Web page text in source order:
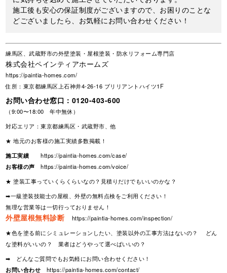
施工後も安心の保証制度がございますので、お困りのことな
どございましたら、お気軽にお問い合わせください！
練馬区、武蔵野市の外壁塗装・屋根塗装・防水リフォーム専門店
株式会社ペインティアホームズ
https://paintia-homes.com/
住所：東京都練馬区上石神井4-26-16 ブリリアントハイツ1F
お問い合わせ窓口： 0120-403-600
（9:00〜18:00 年中無休）
対応エリア：東京都練馬区・武蔵野市、他
★ 地元のお客様の施工実績多数掲載！
施工実績
https://paintia-homes.com/case/
お客様の声
https://paintia-homes.com/voice/
★ 塗装工事っていくらくらいなの？見積りだけでもいいのかな？
➡一級塗装技能士の屋根、外壁の無料点検をご利用ください！
無理な営業等は一切行っておりません！
外壁屋根無料診断
https://paintia-homes.com/inspection/
★色を塗る前にシミュレーションしたい、塗装以外の工事方法はないの？ どん
な塗料がいいの？ 業者はどうやって選べばいいの？
➡ どんなご質問でもお気軽にお問い合わせください！
お問い合わせ
https://paintia-homes.com/contact/